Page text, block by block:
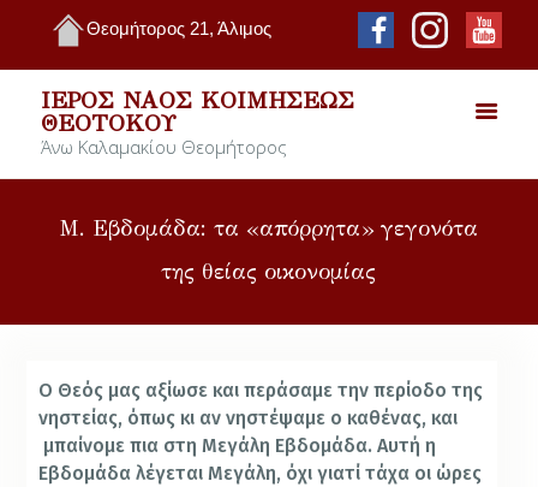
Θεομήτορος 21, Άλιμος
ΙΕΡΌΣ ΝΑΌΣ ΚΟΙΜΉΣΕΩΣ
ΘΕΟΤΌΚΟΥ
Άνω Καλαμακίου Θεομήτορος
Μ. Εβδομάδα: τα «απόρρητα» γεγονότα
της θείας οικονομίας
Ο Θεός μας αξίωσε και περάσαμε την περίοδο της
νηστείας, όπως κι αν νηστέψαμε ο καθένας, και
μπαίνομε πια στη Μεγάλη Εβδομάδα. Αυτή η
Εβδομάδα λέγεται Μεγάλη, όχι γιατί τάχα οι ώρες